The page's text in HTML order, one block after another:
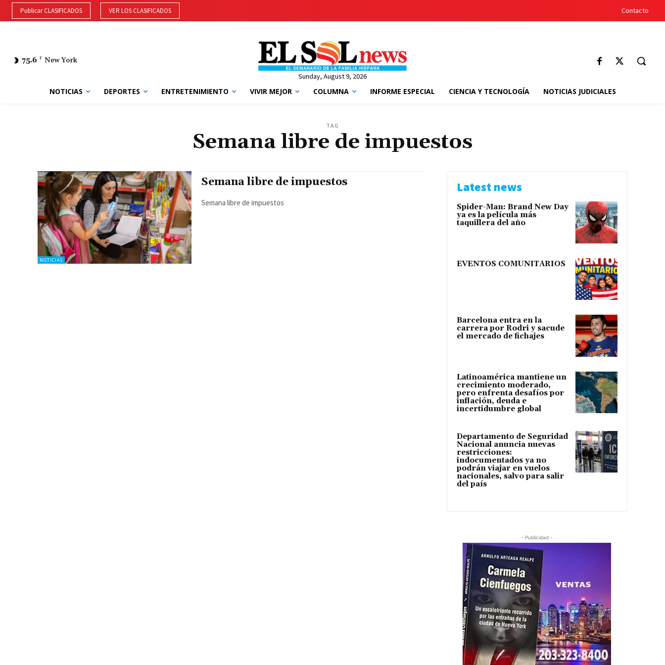
Publicar CLASIFICADOS VER LOS CLASIFICADOS Contacto
75.6 F New York
Sunday, August 9, 2026
NOTICIAS DEPORTES ENTRETENIMIENTO VIVIR MEJOR COLUMNA INFORME ESPECIAL CIENCIA Y TECNOLOGÍA NOTICIAS JUDICIALES
TAG
Semana libre de impuestos
NOTICIAS
Semana libre de impuestos
Semana libre de impuestos
Latest news
Spider-Man: Brand New Day
ya es la película más
taquillera del año
EVENTOS COMUNITARIOS
Barcelona entra en la
carrera por Rodri y sacude
el mercado de fichajes
Latinoamérica mantiene un
crecimiento moderado,
pero enfrenta desafíos por
inflación, deuda e
incertidumbre global
Departamento de Seguridad
Nacional anuncia nuevas
restricciones:
indocumentados ya no
podrán viajar en vuelos
nacionales, salvo para salir
del país
- Publicidad -